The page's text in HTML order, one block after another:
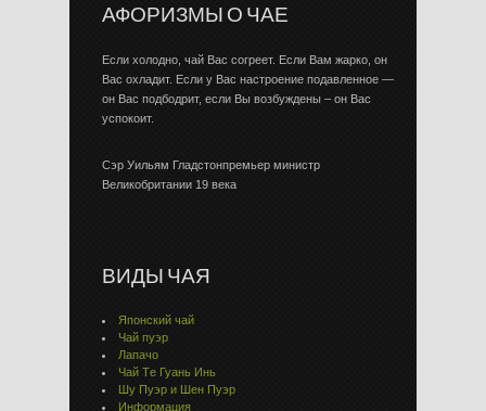
АФОРИЗМЫ О ЧАЕ
Если холодно, чай Вас согреет. Если Вам жарко, он
Вас охладит. Если у Вас настроение подавленное —
он Вас подбодрит, если Вы возбуждены – он Вас
успокоит.
Сэр Уильям Гладстонпремьер министр
Великобритании 19 века
ВИДЫ ЧАЯ
Японский чай
Чай пуэр
Лапачо
Чай Тe Гуaнь Инь
Шу Пуэр и Шен Пуэр
Информация